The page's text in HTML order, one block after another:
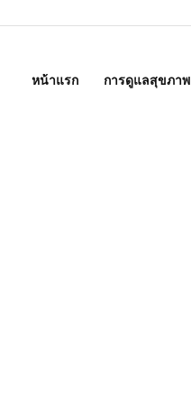
หน้าแรก การดูแลสุขภาพ